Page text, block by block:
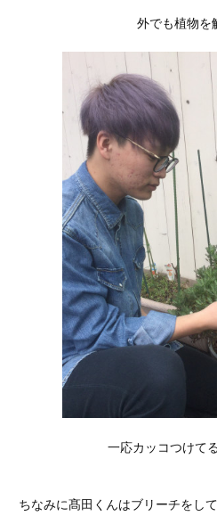
外でも植物を
一応カッコつけて
ちなみに髙田くんはブリーチをし